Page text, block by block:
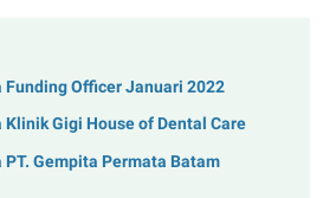
Funding Officer Januari 2022
Klinik Gigi House of Dental Care
PT. Gempita Permata Batam